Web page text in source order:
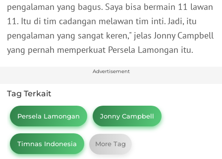
pengalaman yang bagus. Saya bisa bermain 11 lawan
11. Itu di tim cadangan melawan tim inti. Jadi, itu
pengalaman yang sangat keren," jelas Jonny Campbell
yang pernah memperkuat Persela Lamongan itu.
Advertisement
Tag Terkait
Persela Lamongan Jonny Campbell
Timnas Indonesia More Tag